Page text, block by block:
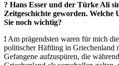
? Hans Esser und der Türke Ali
Zeitgeschichte geworden.
Sie noch wichtig?
! Am prägendsten waren für mich
politischer Häftling in Griechenland
Gefangene aufzuspüren, die